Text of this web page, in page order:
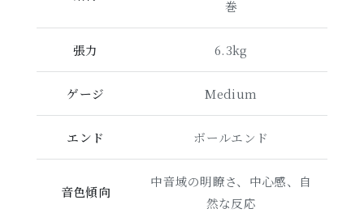
巻
張力 6.3kg
ゲージ Medium
エンド ボールエンド
音色傾向
中音域の明瞭さ、中心感、自
然な反応